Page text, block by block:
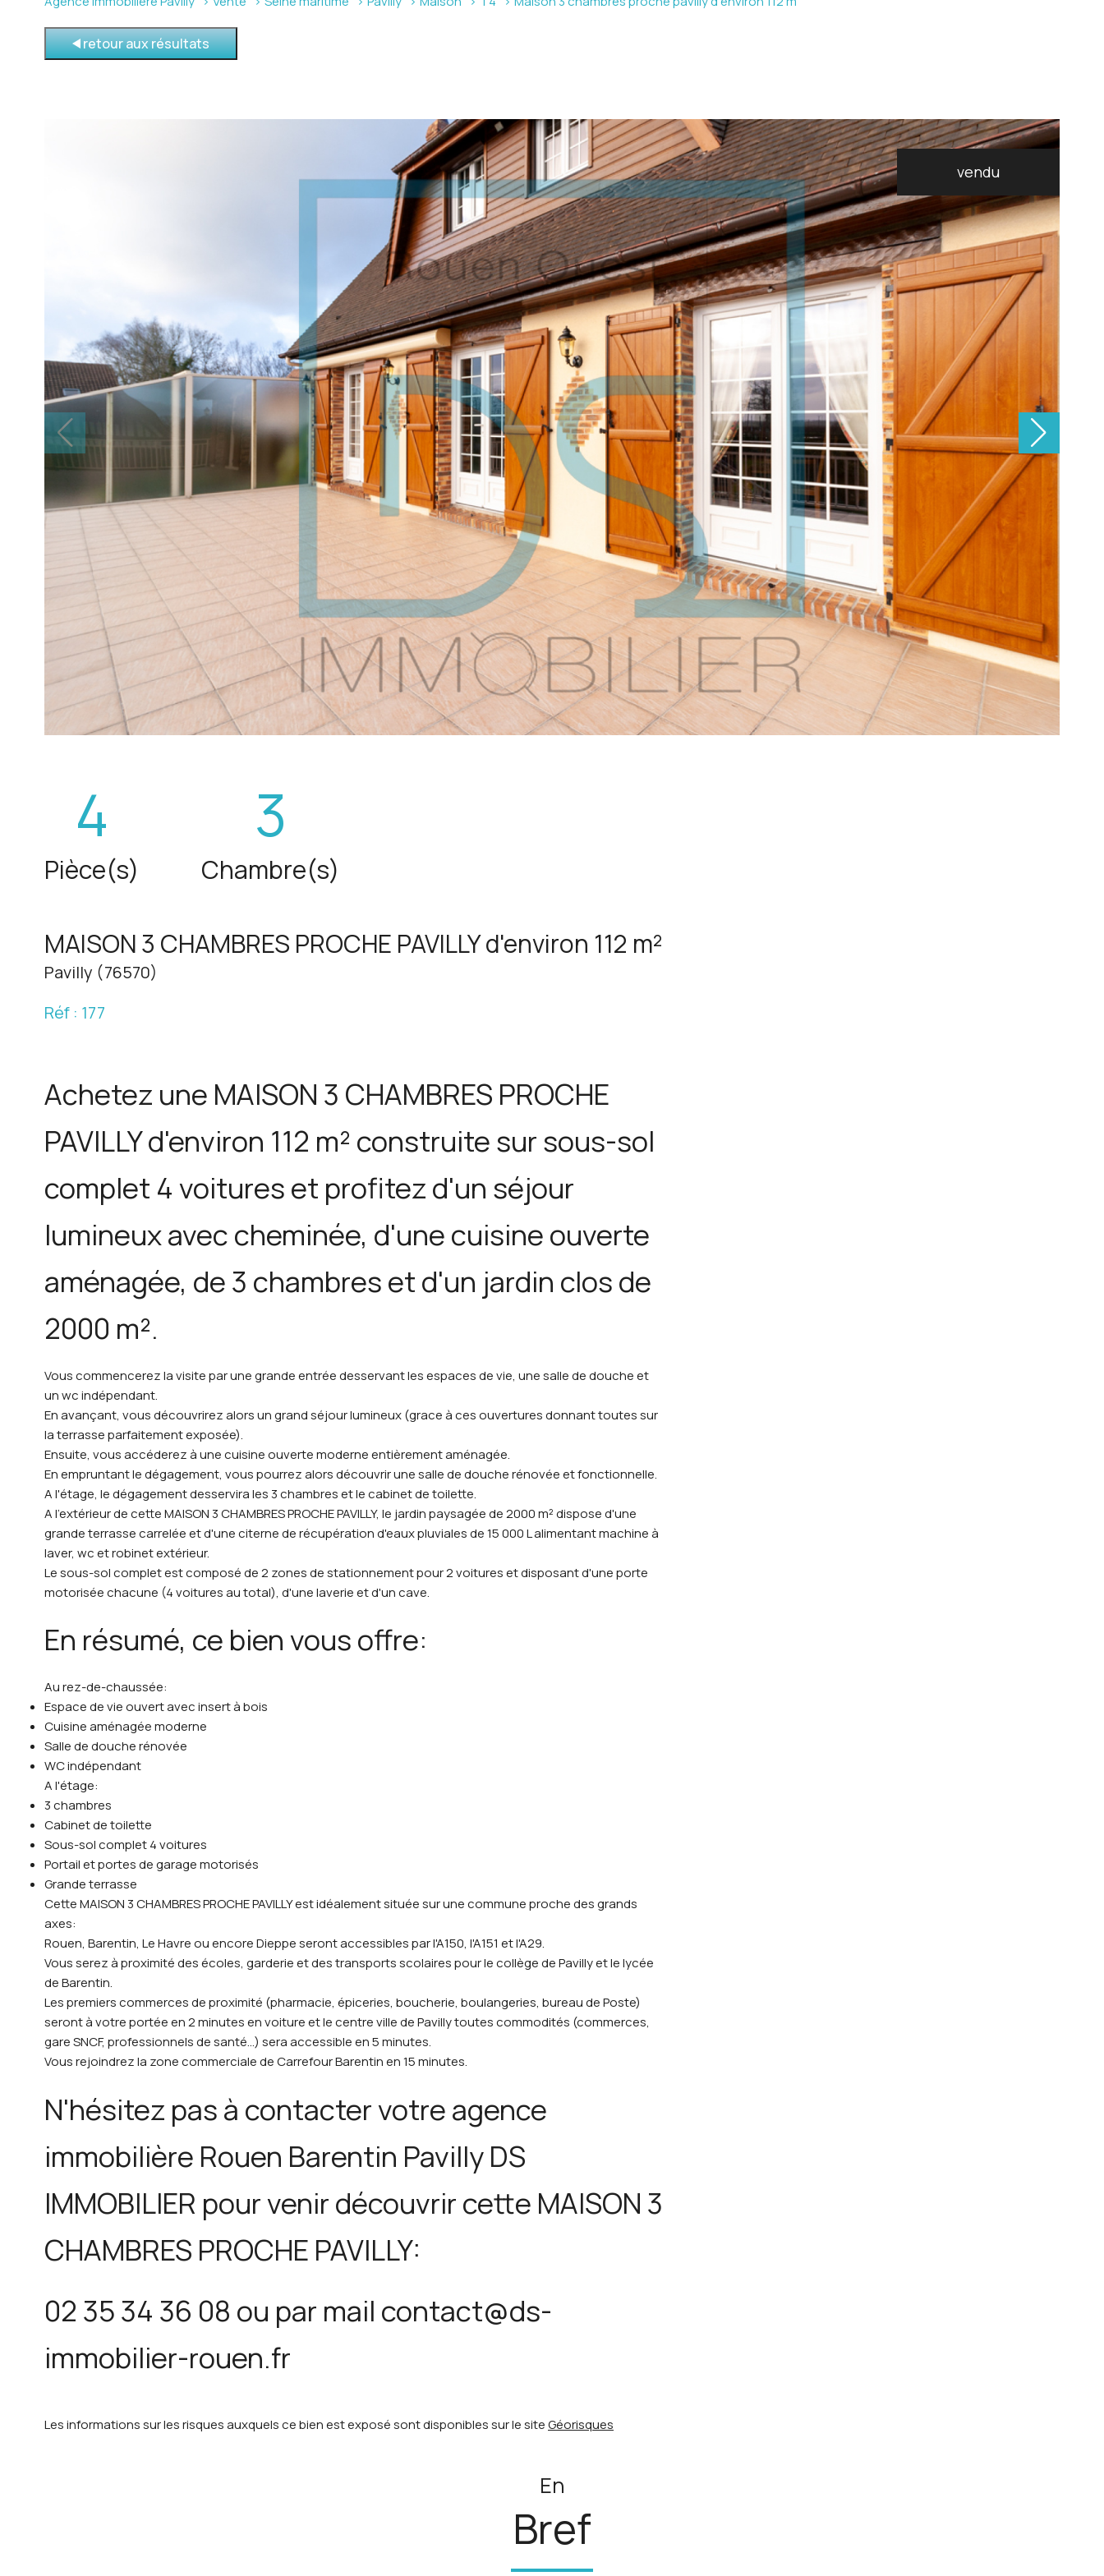
retour aux résultats
vendu
4
Pièce(s)
3
Chambre(s)
MAISON 3 CHAMBRES PROCHE PAVILLY d'environ 112 m²
Pavilly (76570)
Réf : 177
Achetez une MAISON 3 CHAMBRES PROCHE
PAVILLY d'environ 112 m² construite sur sous-sol
complet 4 voitures et profitez d'un séjour
lumineux avec cheminée, d'une cuisine ouverte
aménagée, de 3 chambres et d'un jardin clos de
2000 m².
Vous commencerez la visite par une grande entrée desservant les espaces de vie, une salle de douche et
un wc indépendant.
En avançant, vous découvrirez alors un grand séjour lumineux (grace à ces ouvertures donnant toutes sur
la terrasse parfaitement exposée).
Ensuite, vous accéderez à une cuisine ouverte moderne entièrement aménagée.
En empruntant le dégagement, vous pourrez alors découvrir une salle de douche rénovée et fonctionnelle.
A l'étage, le dégagement desservira les 3 chambres et le cabinet de toilette.
A l'extérieur de cette MAISON 3 CHAMBRES PROCHE PAVILLY, le jardin paysagée de 2000 m² dispose d'une
grande terrasse carrelée et d'une citerne de récupération d'eaux pluviales de 15 000 L alimentant machine à
laver, wc et robinet extérieur.
Le sous-sol complet est composé de 2 zones de stationnement pour 2 voitures et disposant d'une porte
motorisée chacune (4 voitures au total), d'une laverie et d'un cave.
En résumé, ce bien vous offre:
Au rez-de-chaussée:
Espace de vie ouvert avec insert à bois
Cuisine aménagée moderne
Salle de douche rénovée
WC indépendant
A l'étage:
3 chambres
Cabinet de toilette
Sous-sol complet 4 voitures
Portail et portes de garage motorisés
Grande terrasse
Cette MAISON 3 CHAMBRES PROCHE PAVILLY est idéalement située sur une commune proche des grands
axes:
Rouen, Barentin, Le Havre ou encore Dieppe seront accessibles par l'A150, l'A151 et l'A29.
Vous serez à proximité des écoles, garderie et des transports scolaires pour le collège de Pavilly et le lycée
de Barentin.
Les premiers commerces de proximité (pharmacie, épiceries, boucherie, boulangeries, bureau de Poste)
seront à votre portée en 2 minutes en voiture et le centre ville de Pavilly toutes commodités (commerces,
gare SNCF, professionnels de santé...) sera accessible en 5 minutes.
Vous rejoindrez la zone commerciale de Carrefour Barentin en 15 minutes.
N'hésitez pas à contacter votre agence
immobilière Rouen Barentin Pavilly DS
IMMOBILIER pour venir découvrir cette MAISON 3
CHAMBRES PROCHE PAVILLY:
02 35 34 36 08 ou par mail contact@ds-
immobilier-rouen.fr
Les informations sur les risques auxquels ce bien est exposé sont disponibles sur le site Géorisques
En
Bref